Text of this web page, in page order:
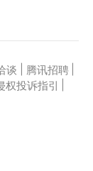
谈 腾讯招聘
权投诉指引